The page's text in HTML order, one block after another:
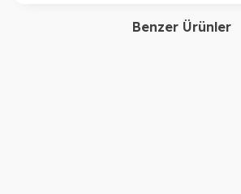
Benzer Ürünler